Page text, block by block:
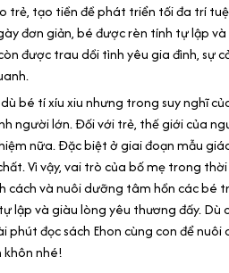
trẻ, tạo tiền đề phát triển tối đa trí
đơn giản, bé được rèn tính tự lập
được trau dồi tình yêu gia đình, sự
bé tí xíu xiu nhưng trong suy nghĩ
người lớn. Đối với trẻ, thế giới của
nữa. Đặc biệt ở giai đoạn mẫu
Vì vậy, vai trò của bố mẹ trong
cách và nuôi dưỡng tâm hồn các bé
lập và giàu lòng yêu thương đấy. Dù
phút đọc sách Ehon cùng con để
nhé!